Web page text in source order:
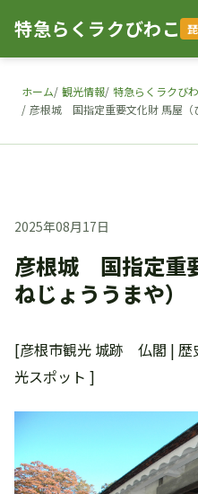
特急らくラクびわこ
ホーム 観光情報 特急らくラクび
彦根城 国指定重要文化財 馬屋（
2025年08月17日
彦根城 国指定重
ねじょううまや）
[彦根市観光 城跡 仏閣 | 歴
光スポット ]